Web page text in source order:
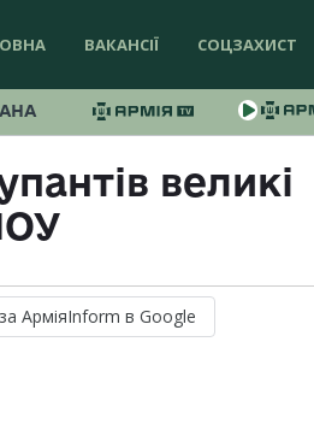
ВАКАНСІЇ СОЦЗАХИСТ
великі
АрміяInform в Google